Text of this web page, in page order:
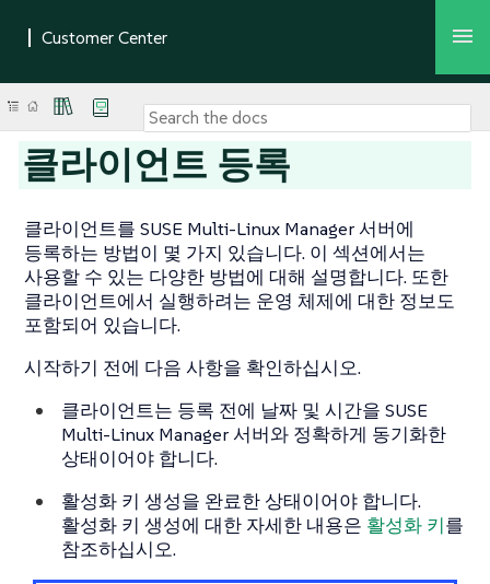
클라이언트 등록
클라이언트를 SUSE Multi-Linux Manager 서버에
등록하는 방법이 몇 가지 있습니다. 이 섹션에서는
사용할 수 있는 다양한 방법에 대해 설명합니다. 또한
클라이언트에서 실행하려는 운영 체제에 대한 정보도
포함되어 있습니다.
시작하기 전에 다음 사항을 확인하십시오.
클라이언트는 등록 전에 날짜 및 시간을 SUSE
Multi-Linux Manager 서버와 정확하게 동기화한
상태이어야 합니다.
활성화 키 생성을 완료한 상태이어야 합니다.
활성화 키 생성에 대한 자세한 내용은 활성화 키를
참조하십시오.